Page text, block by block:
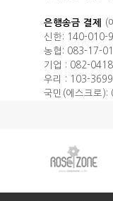
은행송금 결제
(
신한: 140-010-
농협: 083-17-
기업 : 082-
우리 : 103-
국민(에스크로